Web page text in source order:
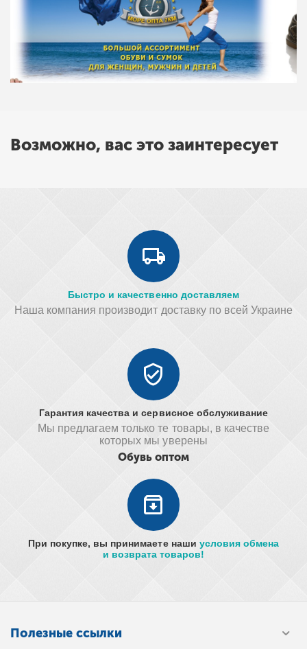
Возможно, вас это заинтересует
Быстро и качественно доставляем
Наша компания производит доставку по всей Украине
Гарантия качества и сервисное обслуживание
Мы предлагаем только те товары, в качестве
которых мы уверены
Обувь оптом
При покупке, вы принимаете наши условия обмена
и возврата товаров!
Полезные ссылки